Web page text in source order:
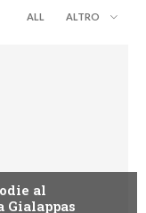
ALL ALTRO
al
Gialappas